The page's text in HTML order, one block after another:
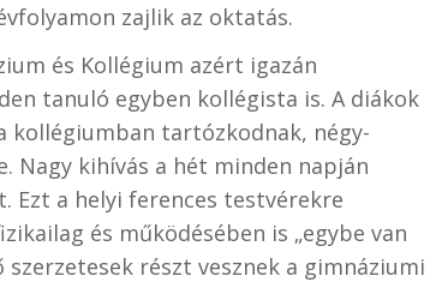
zajlik az oktatás.
és Kollégium azért igazán
tanuló egyben kollégista is. A diákok
kollégiumban tartózkodnak, négy-
Nagy kihívás a hét minden napján
Ezt a helyi ferences testvérekre
és működésében is „egybe van
részt vesznek a gimnáziumi